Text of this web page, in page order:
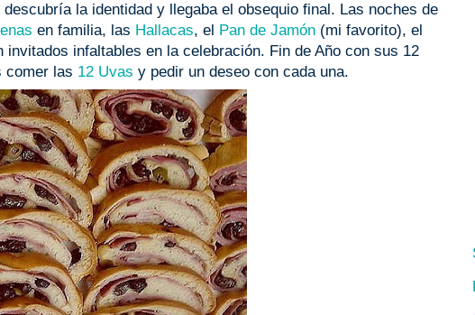
la identidad y llegaba el obsequio final. Las noches de
en familia, las Hallacas, el Pan de Jamón (mi favorito), el
invitados infaltables en la celebración. Fin de Año con sus 12
comer las 12 Uvas y pedir un deseo con cada una.